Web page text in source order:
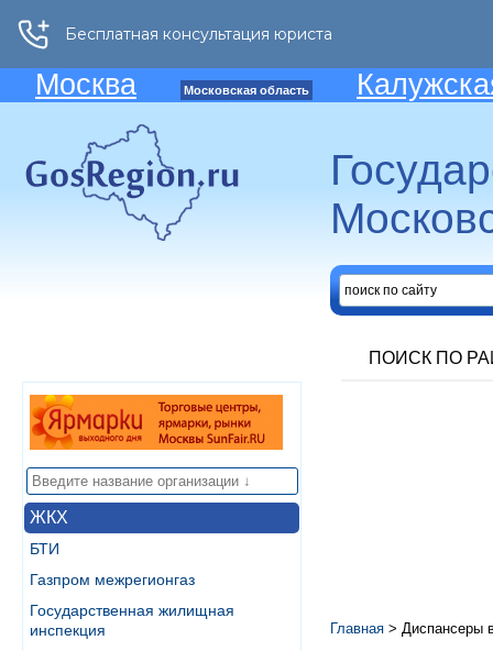
Москва Московская область
ПОИСК ПО
ЖКХ
БТИ
Газпром межрегионгаз
Государственная жилищная
инспекция
Главная > Диспансеры